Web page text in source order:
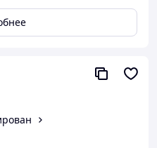
рабочего ресурса,
может обслуживать